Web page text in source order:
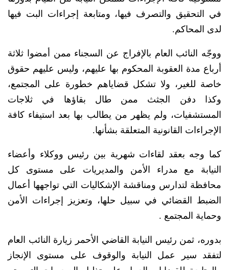
في التحقيق والتصرف فيها، ومتابعة إجراءات البت فيها
لدى المحاكم.
ووجّه النائب العام بالإفراج عن السجناء ممن أمضوا ثلاثة
أرباع مدة العقوبة المحكوم بها عليهم، وليس عليهم حقوق
خاصة للغير، ولا تشكل قضاياهم خطورة على المجتمع،
وكذا دفن الجثث ممن طال بقاؤها في ثلاجات
المستشفيات، ولم يظهر من يطالب بها بعد استيفاء كافة
الإجراءات القانونية المتعلقة بشأنها.
كما وجه بعقد لقاءات شهرية بين رئيس ووكلاء وأعضاء
النيابة مع مدراء الأمن والمديريات على مستوى كل
محافظة لتدارس ومناقشة الإشكاليات التي تواجهها أعمال
الضبط القضائي في سبيل حلها، وتعزيز إجراءات الأمن
وحماية المجتمع .
بدوره، ثمن رئيس النيابة القاضي الأحمر زيارة النائب العام
لتفقد سير عمل النيابة والوقوف على مستوى الإنجاز